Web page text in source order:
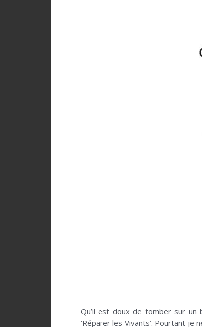
Qu’il est doux de tomber sur un
‘Réparer les Vivants’. Pourtant